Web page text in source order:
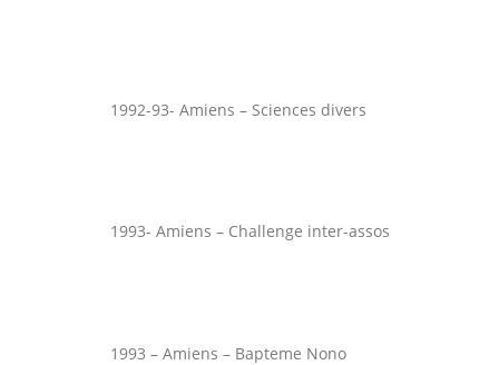
1992-93- Amiens – Sciences divers
1993- Amiens – Challenge inter-assos
1993 – Amiens – Bapteme Nono